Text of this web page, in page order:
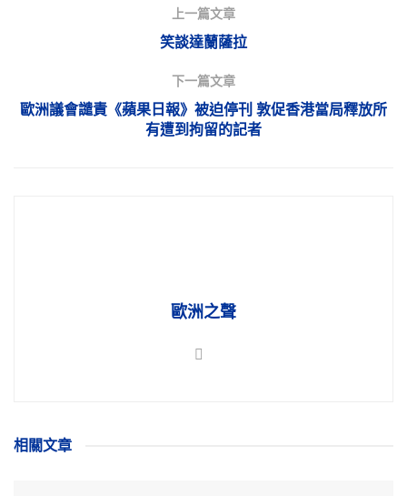
上一篇文章
笑談達蘭薩拉
下一篇文章
歐洲議會譴責《蘋果日報》被迫停刊 敦促香港當局釋放所
有遭到拘留的記者
歐洲之聲
相關文章